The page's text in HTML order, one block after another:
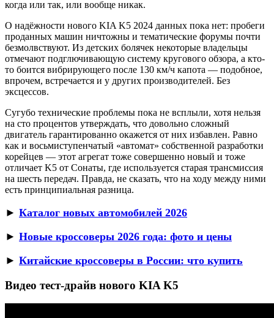
когда или так, или вообще никак.
О надёжности нового KIA K5 2024 данных пока нет: пробеги
проданных машин ничтожны и тематические форумы почти
безмолвствуют. Из детских болячек некоторые владельцы
отмечают подглючивающую систему кругового обзора, а кто-
то боится вибрирующего после 130 км/ч капота — подобное,
впрочем, встречается и у других производителей. Без
эксцессов.
Сугубо технические проблемы пока не всплыли, хотя нельзя
на сто процентов утверждать, что довольно сложный
двигатель гарантированно окажется от них избавлен. Равно
как и восьмиступенчатый «автомат» собственной разработки
корейцев — этот агрегат тоже совершенно новый и тоже
отличает K5 от Сонаты, где используется старая трансмиссия
на шесть передач. Правда, не сказать, что на ходу между ними
есть принципиальная разница.
► Каталог новых автомобилей 2026
► Новые кроссоверы 2026 года: фото и цены
► Китайские кроссоверы в России: что купить
Видео тест-драйв нового KIA K5